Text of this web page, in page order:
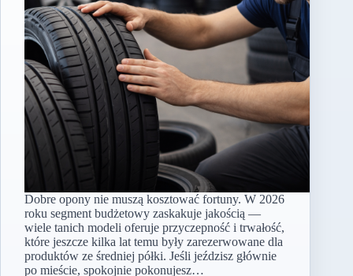
Dobre opony nie muszą kosztować fortuny. W 2026
roku segment budżetowy zaskakuje jakością —
wiele tanich modeli oferuje przyczepność i trwałość,
które jeszcze kilka lat temu były zarezerwowane dla
produktów ze średniej półki. Jeśli jeździsz głównie
po mieście, spokojnie pokonujesz…